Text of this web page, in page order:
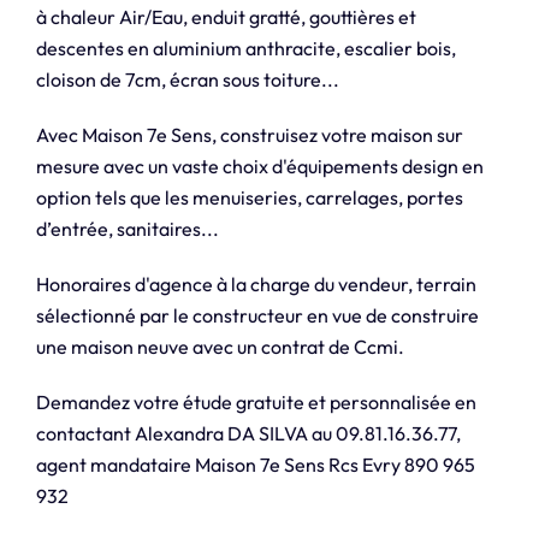
à chaleur Air/Eau, enduit gratté, gouttières et
descentes en aluminium anthracite, escalier bois,
cloison de 7cm, écran sous toiture...
Avec Maison 7e Sens, construisez votre maison sur
mesure avec un vaste choix d'équipements design en
option tels que les menuiseries, carrelages, portes
d’entrée, sanitaires...
Honoraires d'agence à la charge du vendeur, terrain
sélectionné par le constructeur en vue de construire
une maison neuve avec un contrat de Ccmi.
Demandez votre étude gratuite et personnalisée en
contactant Alexandra DA SILVA au 09.81.16.36.77,
agent mandataire Maison 7e Sens Rcs Evry 890 965
932